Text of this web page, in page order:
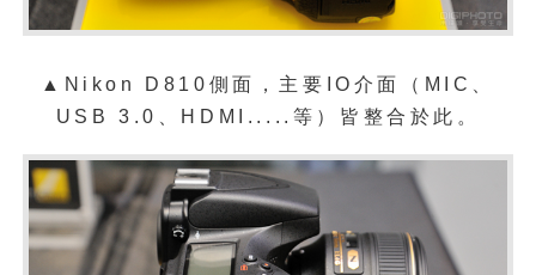
▲ Nikon D810側面，主要IO介面（MIC、
USB 3.0、HDMI.....等）皆整合於此。